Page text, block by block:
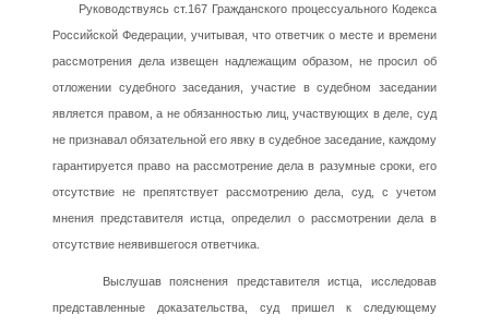
Руководствуясь ст.167 Гражданского процессуального Кодекса
Российской Федерации, учитывая, что ответчик о месте и времени
рассмотрения дела извещен надлежащим образом, не просил об
отложении судебного заседания, участие в судебном заседании
является правом, а не обязанностью лиц, участвующих в деле, суд
не признавал обязательной его явку в судебное заседание, каждому
гарантируется право на рассмотрение дела в разумные сроки, его
отсутствие не препятствует рассмотрению дела, суд, с учетом
мнения представителя истца, определил о рассмотрении дела в
отсутствие неявившегося ответчика.
Выслушав пояснения представителя истца, исследовав
представленные доказательства, суд пришел к следующему